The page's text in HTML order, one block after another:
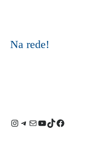
Na rede!
Instagram
Telegram
E-Youtube
TikTok
Facebook